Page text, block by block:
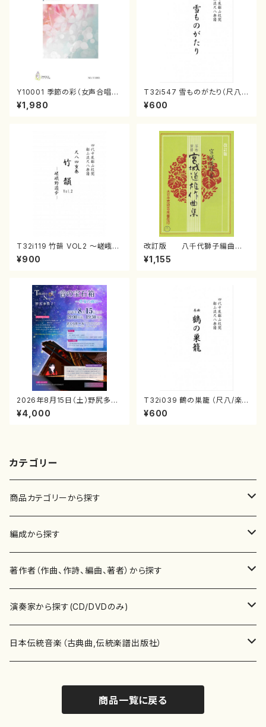
Y10001 季節の彩（女声合唱、
ピアノ/山岸徹/楽譜）
¥1,980
T32i547 雪ものがたり（尺八/
沢井忠夫/楽譜）都山流公刊楽譜
曲番:2256
¥600
T32i119 竹韻 VOL2 ～嵯峨野
遊歩～（尺八/野村峰山/尺八/都
山式譜）都山流公刊楽譜曲番:5
¥900
改訂版 八千代獅子編曲
（編曲八千代獅子）(/宮城道
雄/楽譜）
¥1,155
2026年8月15日（土）野尻多佳
子ピアノリサイタル 音の宝石
箱チケット一般
¥4,000
T32i039 鶴の巣籠 （尺八/楽
譜）都山no.38
¥600
カテゴリー
商品カテゴリーから探す
楽譜
書籍
書籍
テキストブック
CD・DVD
チケット
編成から探す
邦楽器
箏・琴（ソロ）
箏・琴（合奏）
合唱
混声合唱
歌・声
洋楽器（弦楽器）
著作者（作曲、作詩、編曲、著者）から探す
あ行
青木省三(アオキ ショウゾウ)
か行
蔭山滸山(カゲヤマ キョザン)
斉藤松声(サイトウ ショウセイ)
演奏家から探す(CD/DVDのみ)
邦楽（箏、三味線、尺八等）演奏家
應和惠子（声楽・ソプラノ）
洋楽-鍵盤楽器（ピアノ、オルガン等）演奏家
日本伝統音楽（古典曲,伝統楽譜出版社）
宮城道雄（宮城宗家監修）
地歌箏曲（三絃古典楽譜）
商品一覧に戻る